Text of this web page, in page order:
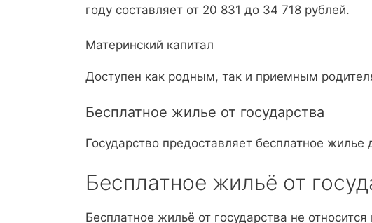
году составляет от 20 831 до 34 718 рублей.
Материнский капитал
Доступен как родным, так и приемным
Бесплатное жилье от государства
Государство предоставляет бесплатное жилье
Бесплатное жильё от
Бесплатное жильё от государства не